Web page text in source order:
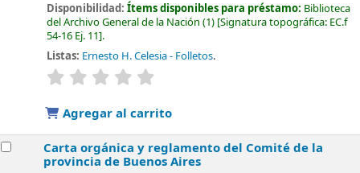
Disponibilidad:Ítems disponibles para préstamo: Biblioteca
del Archivo General de la Nación (1) Signatura topográfica: EC.f
54-16 Ej. 11 .
Listas: Ernesto H. Celesia - Folletos.
valoración
Agregar al carrito
Carta orgánica y reglamento del Comité de la
provincia de Buenos Aires